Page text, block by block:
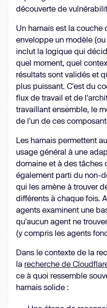
découverte de
Un harnais est la couche
enveloppe un modèle
inclut la logique qui
quel moment, quel
résultats sont validés et
plus puissant. C'est du
flux de travail et de
travaillant ensemble, le
de l'un de ces
Les harnais permettent
usage général à une
domaine et à des tâches
également parti du non-
qui les amène à trouver
différents à chaque fois.
agents examinent une
qu'aucun agent ne
(y compris les agents
Dans le contexte de la
la recherche de
ce à quoi ressemble
harnais solide :